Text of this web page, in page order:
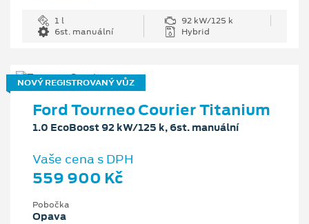
1 l
92 kW/125 k
6st. manuální
Hybrid
NOVÝ REGISTROVANÝ VŮZ
Ford Tourneo Courier Titanium
1.0 EcoBoost 92 kW/125 k, 6st. manuální
Vaše cena s DPH
559 900 Kč
Pobočka
Opava